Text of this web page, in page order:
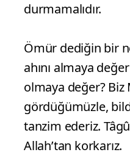
durmamalıdır.
​Ömür dediğin bir
ahını almaya
olmaya değer?
gördüğümüzle,
tanzim ederiz.
Allah’tan korkarız.